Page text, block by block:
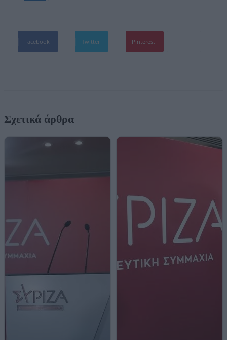
Facebook Twitter Pinterest
Σχετικά άρθρα